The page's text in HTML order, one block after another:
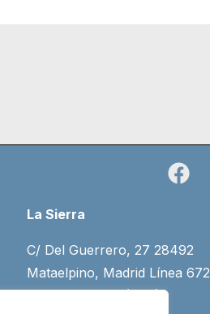
La Sierra
C/ Del Guerrero, 27 28492
Mataelpino, Madrid Línea 672